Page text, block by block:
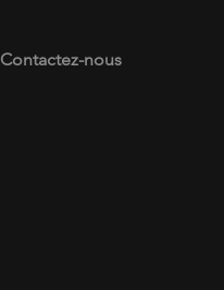
Contactez-nous